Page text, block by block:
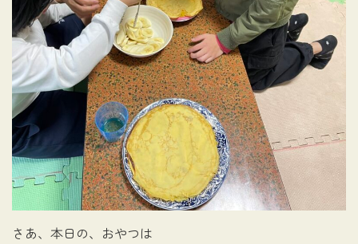
さあ、本日の、おやつは